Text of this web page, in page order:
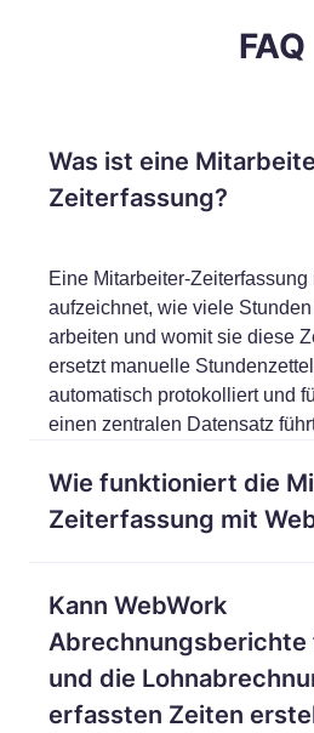
FAQ
Was ist eine
Zeiterfassung?
Eine Mitarbeiter-
aufzeichnet, wie viele
arbeiten und womit sie diese
ersetzt manuelle
automatisch protokolliert und
einen zentralen Datensatz
Wie funktioniert die
Zeiterfassung mit
auf dem Desktop, im Web,
Erweiterung. Während der
Aktivitätslevel sowie App- und
protokolliert und daraus
erstellt.
Kann WebWork
Abrechnungsberichte
und die
erfassten Zeiten